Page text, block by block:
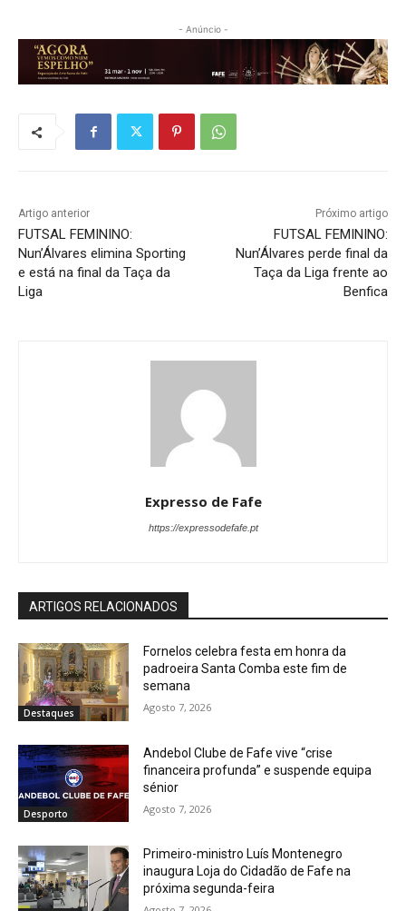
- Anúncio -
Artigo anterior
FUTSAL FEMININO:
Nun’Álvares elimina Sporting
e está na final da Taça da
Liga
Próximo artigo
FUTSAL FEMININO:
Nun’Álvares perde final da
Taça da Liga frente ao
Benfica
Expresso de Fafe
https://expressodefafe.pt
ARTIGOS RELACIONADOS
Destaques
Fornelos celebra festa em honra da
padroeira Santa Comba este fim de
semana
Agosto 7, 2026
Desporto
Andebol Clube de Fafe vive “crise
financeira profunda” e suspende equipa
sénior
Agosto 7, 2026
Primeiro-ministro Luís Montenegro
inaugura Loja do Cidadão de Fafe na
próxima segunda-feira